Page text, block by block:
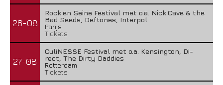
26-08
Rock en Seine Festival met o.a. Nick Cave & the
Bad Seeds, Deftones, Interpol
Parijs
Tickets
27-08
CuliNESSE Festival met o.a. Kensington, Di-
rect, The Dirty Daddies
Rotterdam
Tickets